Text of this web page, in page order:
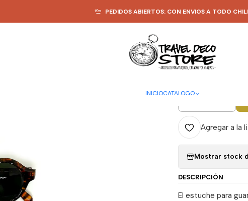
INICIOCATALOGO
PEDIDOS ABIERTOS: CON ENVIOS A TODO
ESTUCHES GUARDA TODO Estuche anteojos EL07
|
Deco
Cantidad
Agregar a la
Mostrar stock
DESCRIPCIÓN
El estuche para